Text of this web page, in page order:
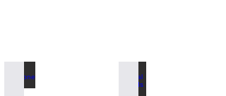
Pinecone Paste Special for Kids 100% Natural